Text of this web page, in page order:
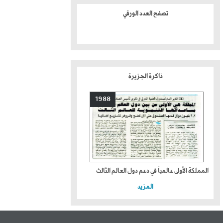
تصفح العدد الورقي
ذاكرة الجزيرة
1988
المملكة الأولى عالمياً في دعم دول العالم الثالث
المزيد